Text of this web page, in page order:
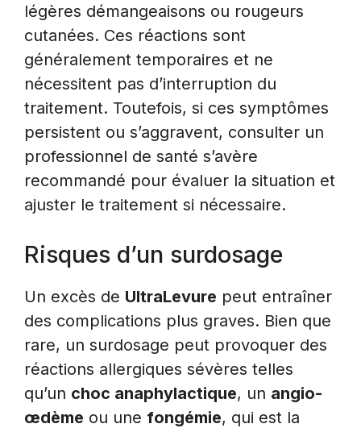
légères démangeaisons ou rougeurs
cutanées. Ces réactions sont
généralement temporaires et ne
nécessitent pas d’interruption du
traitement. Toutefois, si ces symptômes
persistent ou s’aggravent, consulter un
professionnel de santé s’avère
recommandé pour évaluer la situation et
ajuster le traitement si nécessaire.
Risques d’un surdosage
Un excès de UltraLevure peut entraîner
des complications plus graves. Bien que
rare, un surdosage peut provoquer des
réactions allergiques sévères telles
qu’un choc anaphylactique, un angio-
œdème ou une fongémie, qui est la